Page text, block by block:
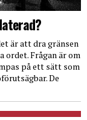
är att dra gränsen
ordet. Frågan är om
på ett sätt som
De